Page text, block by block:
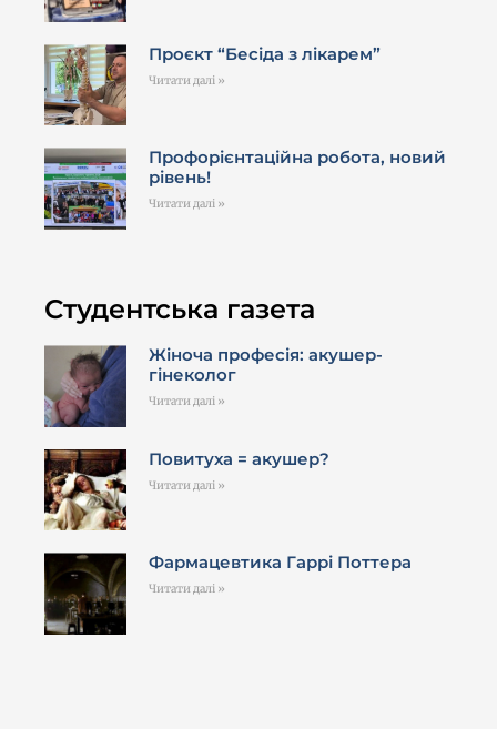
Проєкт “Бесіда з лікарем”
Читати далі »
Профорієнтаційна робота, новий
рівень!
Читати далі »
Студентська газета
Жіноча професія: акушер-
гінеколог
Читати далі »
Повитуха = акушер?
Читати далі »
Фармацевтика Гаррі Поттера
Читати далі »